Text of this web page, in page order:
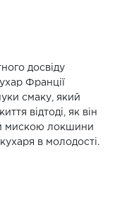
досвіду
Франції
смаку, який
відтоді, як він
мискою локшини
в молодості.